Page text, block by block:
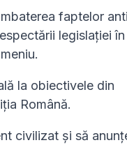
faptelor
legislației
la obiectivele din
Română.
civilizat şi să